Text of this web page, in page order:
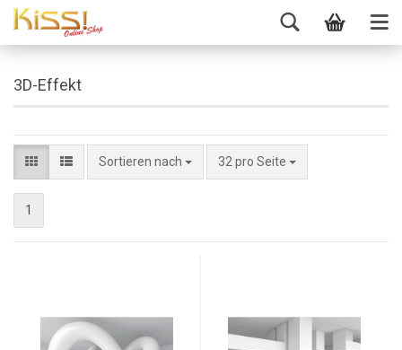
3D-Effekt
Sortieren nach 32 pro Seite
1